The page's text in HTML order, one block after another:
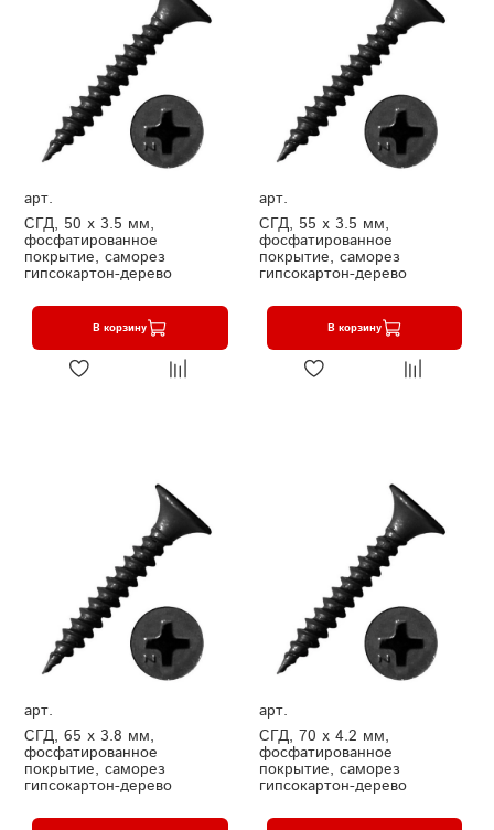
арт.
СГД, 50 х 3.5 мм,
фосфатированное
покрытие, саморез
гипсокартон-дерево
В корзину
арт.
СГД, 55 х 3.5 мм,
фосфатированное
покрытие, саморез
гипсокартон-дерево
В корзину
арт.
СГД, 65 х 3.8 мм,
фосфатированное
покрытие, саморез
гипсокартон-дерево
арт.
СГД, 70 х 4.2 мм,
фосфатированное
покрытие, саморез
гипсокартон-дерево